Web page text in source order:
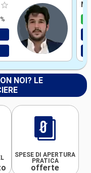
NOI? LE
SPESE DI APERTURA
PRATICA
offerte